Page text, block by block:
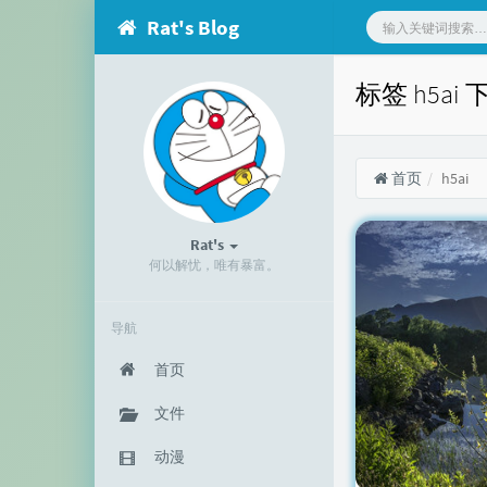
Rat's Blog
Rat's
何以解忧，唯有暴富。
导航
首页
文件
动漫
标签 h5ai
首页 h5ai